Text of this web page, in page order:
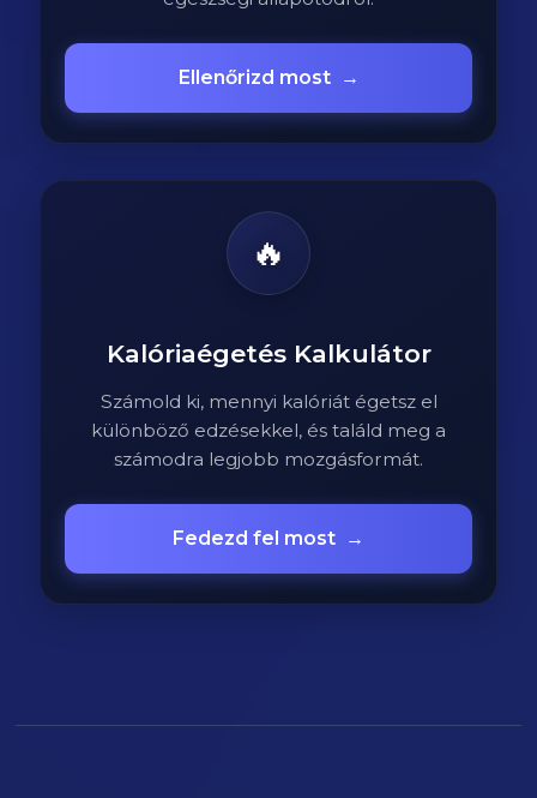
Ellenőrizd most →
🔥
Kalóriaégetés Kalkulátor
Számold ki, mennyi kalóriát égetsz el
különböző edzésekkel, és találd meg a
számodra legjobb mozgásformát.
Fedezd fel most →